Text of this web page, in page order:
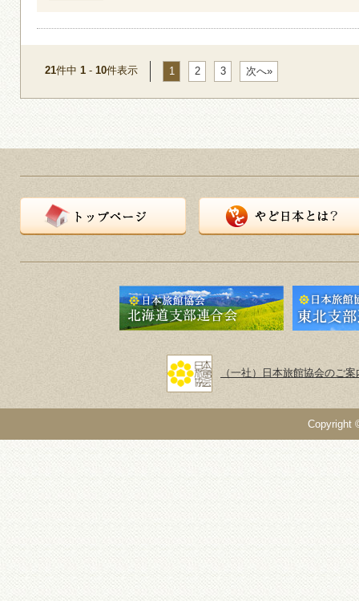
21件中 1 - 10件表示 1 2 3 次へ»
（一社）日本旅館協会のご案
Copyright